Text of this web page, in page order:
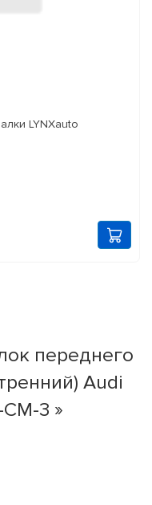
LYNXauto
переднего
Audi
СМ-3 »